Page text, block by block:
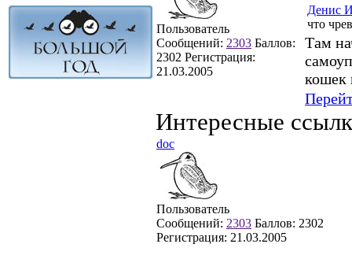
Пользователь
Сообщений: 2303 Баллов:
2302 Регистрация:
21.03.2005
Денис
что
Там
кошек
Интересные
doc
Пользователь
Сообщений: 2303 Баллов: 2302
Регистрация: 21.03.2005